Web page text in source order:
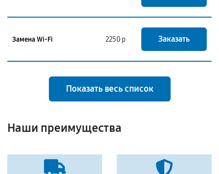
Замена Wi-Fi 2250 р Заказать
Показать весь список
Наши преимущества